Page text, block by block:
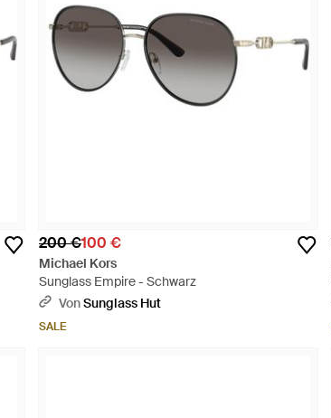
200 €100 €
Michael Kors
Sunglass Empire - Schwarz
VonSunglass Hut
SALE